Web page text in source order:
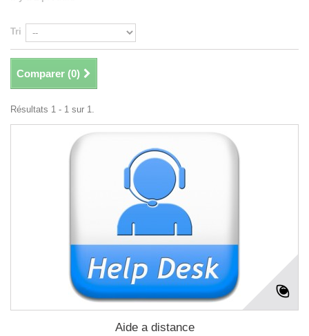
Tri
Comparer (0)
Résultats 1 - 1 sur 1.
Aide a distance